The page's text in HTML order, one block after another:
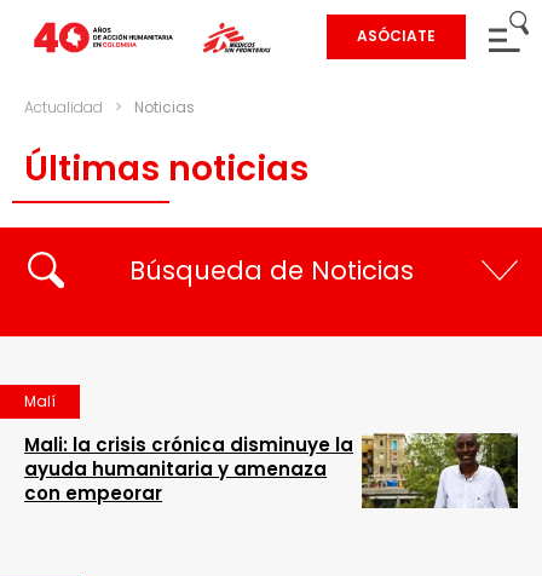
ASÓCIATE
Actualidad > Noticias
Últimas noticias
Búsqueda de Noticias
Malí
Mali: la crisis crónica disminuye la
ayuda humanitaria y amenaza
con empeorar